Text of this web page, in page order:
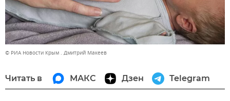
© РИА Новости Крым . Дмитрий Макеев
Читать в МАКС Дзен Telegram